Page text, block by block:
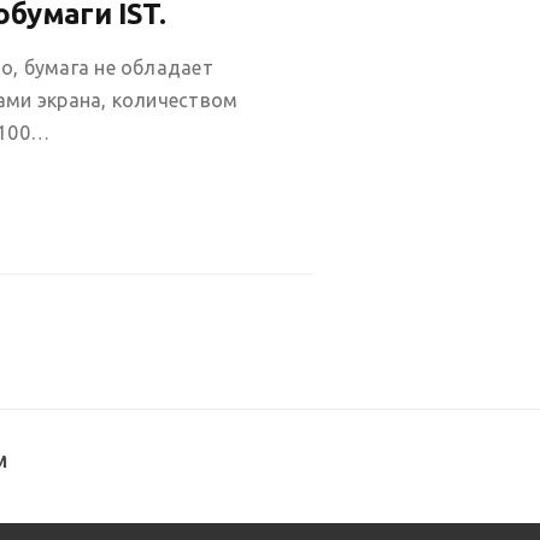
IST.
бумага не обладает
экрана, количеством